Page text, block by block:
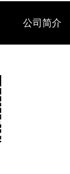
公司简介